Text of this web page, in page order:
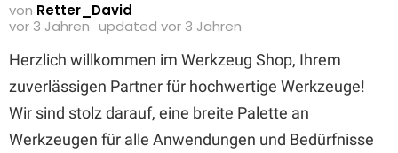
von Retter_David
vor 3 Jahren updated vor 3 Jahren
Herzlich willkommen im Werkzeug Shop, Ihrem
zuverlässigen Partner für hochwertige Werkzeuge!
Wir sind stolz darauf, eine breite Palette an
Werkzeugen für alle Anwendungen und Bedürfnisse